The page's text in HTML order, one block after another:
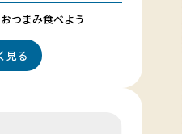
つまみ食べよう
見る